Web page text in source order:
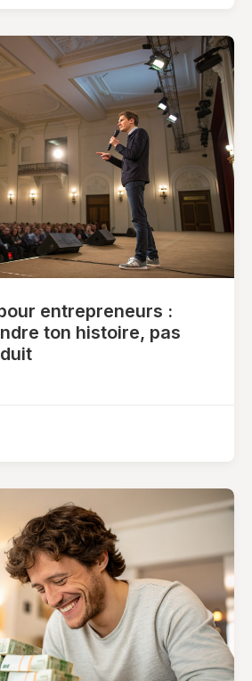
entrepreneurs :
ton histoire, pas